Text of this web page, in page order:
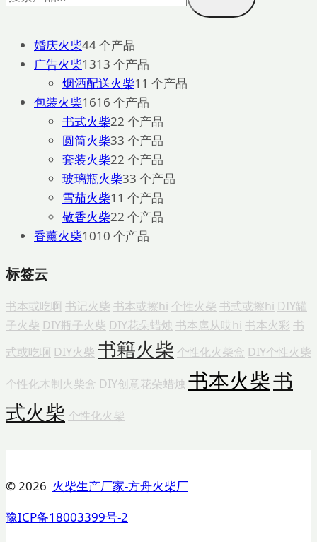
婚庆火柴44 个产品
广告火柴1313 个产品
烟酒配送火柴1 1 个产品
包装火柴1616 个产品
书式火柴22 个产品
圆筒火柴33 个产品
套装火柴22 个产品
玻璃瓶火柴33 个产品
雪茄火柴1 1 个产品
敬香火柴22 个产品
香薰火柴1010 个产品
标签云
书本或吃啊 书记火柴 书本或擦hi 个性火柴 书式或擦hi DIY罐
子火柴 DIY瓶子火柴 DIY花朵蜡烛 书本扈从哎hi 书本火彩 书
式或吃啊 DIY火柴 书籍火柴 个性化火柴盒 DIY个性火柴
个性化木制火柴盒 DIY创意花朵蜡烛 书本火柴书
式火柴 个性化火柴
© 2026 火柴生产厂家-方舟火柴厂
豫ICP备18003399号-2